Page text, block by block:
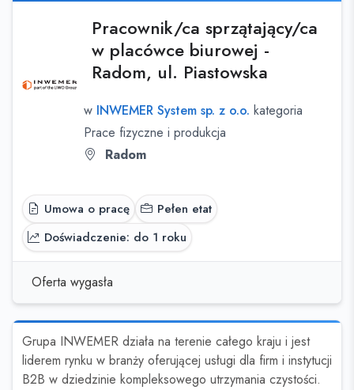
Pracownik/ca sprzątający/ca
w placówce biurowej -
Radom, ul. Piastowska
w INWEMER System sp. z o.o. kategoria
Prace fizyczne i produkcja
Radom
Umowa o pracę
Pełen etat
Doświadczenie: do 1 roku
Oferta wygasła
Grupa INWEMER działa na terenie całego kraju i jest
liderem rynku w branży oferującej usługi dla firm i instytucji
B2B w dziedzinie kompleksowego utrzymania czystości.